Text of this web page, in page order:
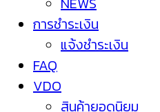
การชำระเงิน
แจ้งชำระเงิน
FAQ
VDO
สินค้ายอดนิยม